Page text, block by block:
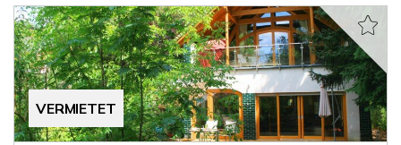
VERMIETET